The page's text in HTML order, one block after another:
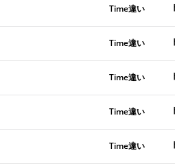
Time違い
Time違い
Time違い
Time違い
Time違い